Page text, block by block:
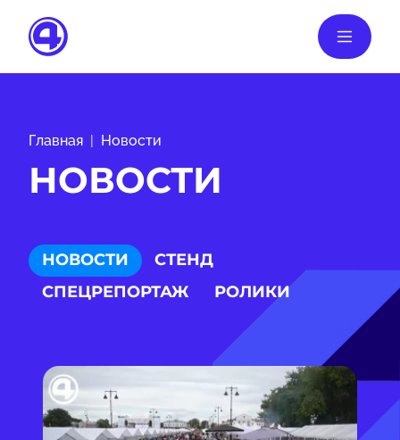
Главная Новости
НОВОСТИ
НОВОСТИ
СТЕНД
СПЕЦРЕПОРТАЖ
РОЛИКИ